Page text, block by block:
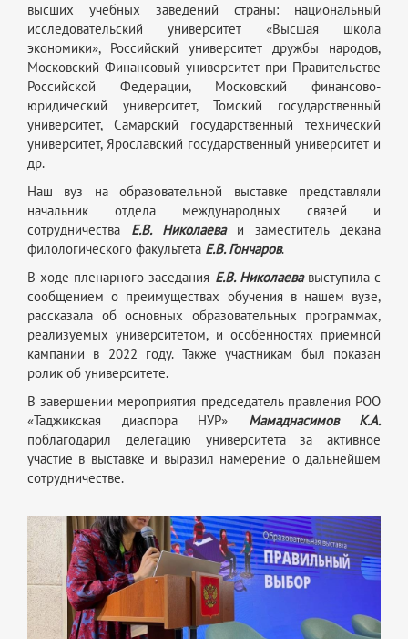
высших учебных заведений страны: национальный
исследовательский университет «Высшая школа
экономики», Российский университет дружбы народов,
Московский Финансовый университет при Правительстве
Российской Федерации, Московский финансово-
юридический университет, Томский государственный
университет, Самарский государственный технический
университет, Ярославский государственный университет и
др.
Наш вуз на образовательной выставке представляли
начальник отдела международных связей и
сотрудничества Е.В. Николаеваи заместитель декана
филологического факультета Е.В. Гончаров.
В ходе пленарного заседания Е.В. Николаева выступила с
сообщением о преимуществах обучения в нашем вузе,
рассказала об основных образовательных программах,
реализуемых университетом, и особенностях приемной
кампании в 2022 году. Также участникам был показан
ролик об университете.
В завершении мероприятия председатель правления РОО
«Таджикская диаспора НУР» Мамаднасимов К.А.
поблагодарил делегацию университета за активное
участие в выставке и выразил намерение о дальнейшем
сотрудничестве.